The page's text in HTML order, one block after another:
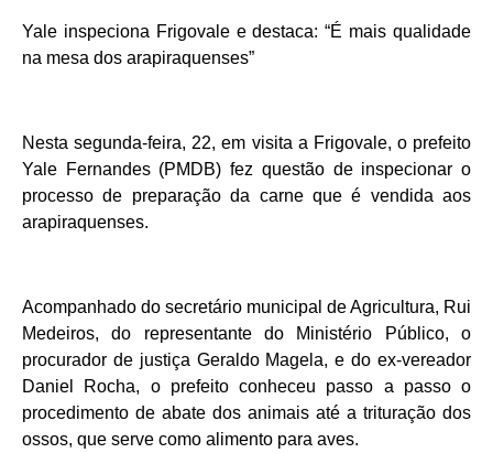
Yale inspeciona Frigovale e destaca: “É mais qualidade
na mesa dos arapiraquenses”
Nesta segunda-feira, 22, em visita a Frigovale, o prefeito
Yale Fernandes (PMDB) fez questão de inspecionar o
processo de preparação da carne que é vendida aos
arapiraquenses.
Acompanhado do secretário municipal de Agricultura, Rui
Medeiros, do representante do Ministério Público, o
procurador de justiça Geraldo Magela, e do ex-vereador
Daniel Rocha, o prefeito conheceu passo a passo o
procedimento de abate dos animais até a trituração dos
ossos, que serve como alimento para aves.